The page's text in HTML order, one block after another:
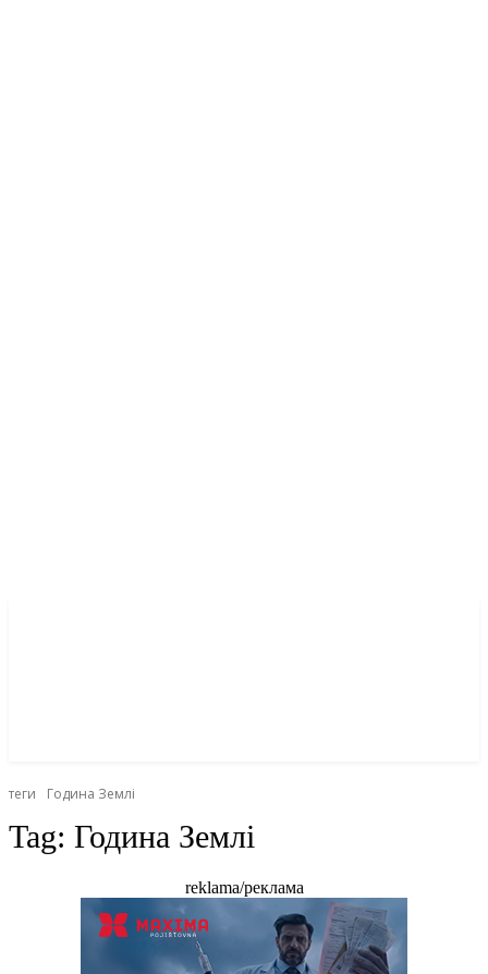
теги Година Землі
Tag: Година Землі
reklama/реклама